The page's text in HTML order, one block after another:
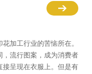
加工行业的苦恼所在。
，流行图案，成为消费者
接呈现在衣服上。但是有